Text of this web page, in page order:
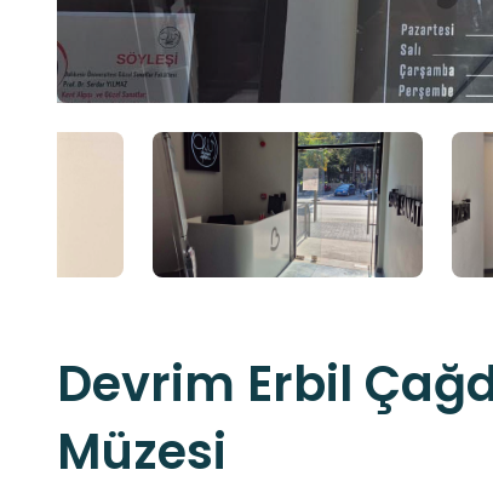
Devrim Erbil
Müzesi